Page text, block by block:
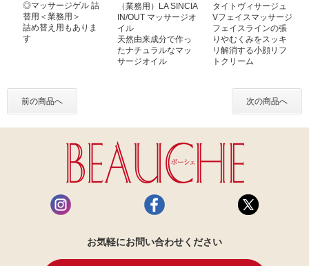
◎マッサージゲル 詰
替用＜業務用＞
詰め替え用もありま
す
（業務用）LA SINCIA
IN/OUT マッサージオ
イル
天然由来成分で作っ
たナチュラルなマッ
サージオイル
タイトヴィサージュ
Vフェイスマッサージ
フェイスラインの張
りやむくみをスッキ
リ解消する小顔リフ
トクリーム
前の商品へ 次の商品へ
お気軽にお問い合わせください